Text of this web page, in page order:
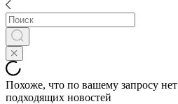
Похоже, что по вашему запросу нет
подходящих новостей